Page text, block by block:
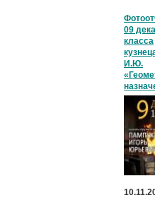
09
класса
И.Ю.